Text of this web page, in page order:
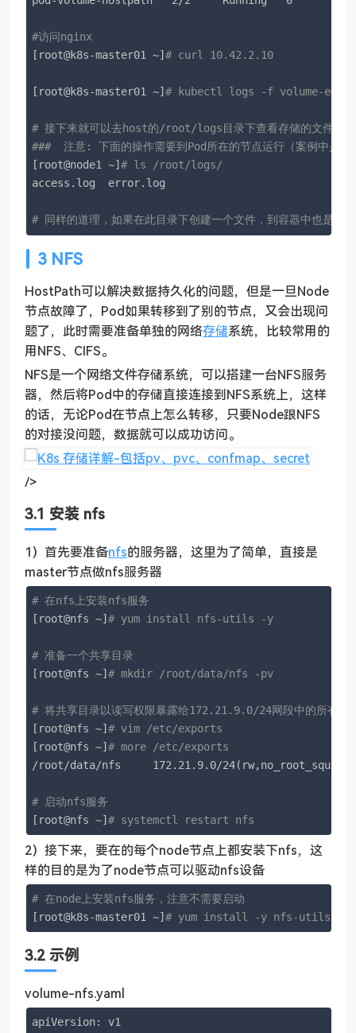
#访问nginx
[root@k8s-master01 ~]# curl 10.42.2.10
[root@k8s-master01 ~]# kubectl logs -f volume-
# 接下来就可以去host的/root/logs目录下查看存储的文件了
###  注意: 下面的操作需要到Pod所在的节点运行（案例中是
[root@node1 ~]# ls /root/logs/
access.log  error.log
# 同样的道理，如果在此目录下创建一个文件，到容器中也是可
3 NFS
HostPath可以解决数据持久化的问题，但是一旦Node
节点故障了，Pod如果转移到了别的节点，又会出现问
题了，此时需要准备单独的网络存储系统，比较常用的
用NFS、CIFS。
NFS是一个网络文件存储系统，可以搭建一台NFS服务
器，然后将Pod中的存储直接连接到NFS系统上，这样
的话，无论Pod在节点上怎么转移，只要Node跟NFS
的对接没问题，数据就可以成功访问。
/>
3.1 安装 nfs
1）首先要准备nfs的服务器，这里为了简单，直接是
master节点做nfs服务器
# 在nfs上安装nfs服务
[root@nfs ~]# yum install nfs-utils -y
# 准备一个共享目录
[root@nfs ~]# mkdir /root/data/nfs -pv
# 将共享目录以读写权限暴露给172.21.9.0/24网段中的所有主
[root@nfs ~]# vim /etc/exports
[root@nfs ~]# more /etc/exports
/root/data/nfs     172.21.9.0/24(rw,no_root_squash)
# 启动nfs服务
[root@nfs ~]# systemctl restart nfs
2）接下来，要在的每个node节点上都安装下nfs，这
样的目的是为了node节点可以驱动nfs设备
# 在node上安装nfs服务，注意不需要启动
[root@k8s-master01 ~]# yum install -y nfs-utils
3.2 示例
volume-nfs.yaml
apiVersion: v1